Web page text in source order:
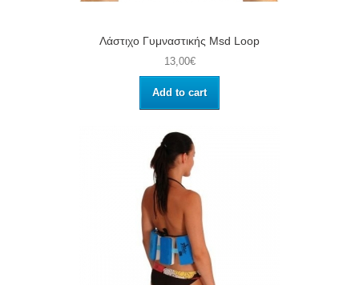
Λάστιχο Γυμναστικής Msd Loop
13,00€
Add to cart